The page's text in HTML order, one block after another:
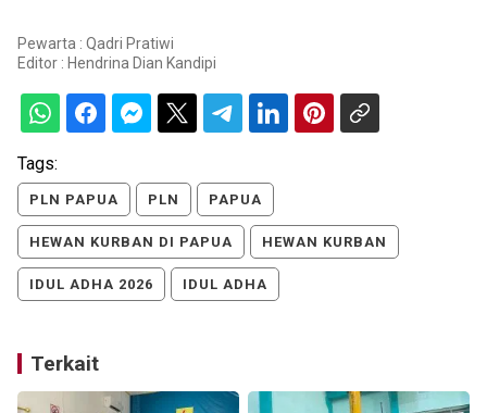
Pewarta : Qadri Pratiwi
Editor : Hendrina Dian Kandipi
Tags:
PLN PAPUA PLN PAPUA
HEWAN KURBAN DI PAPUA HEWAN KURBAN
IDUL ADHA 2026 IDUL ADHA
Terkait